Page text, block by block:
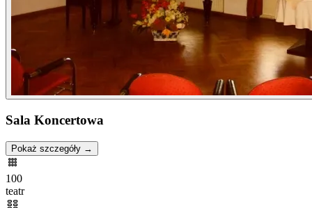
Sala Koncertowa
Pokaż szczegóły →
100
teatr